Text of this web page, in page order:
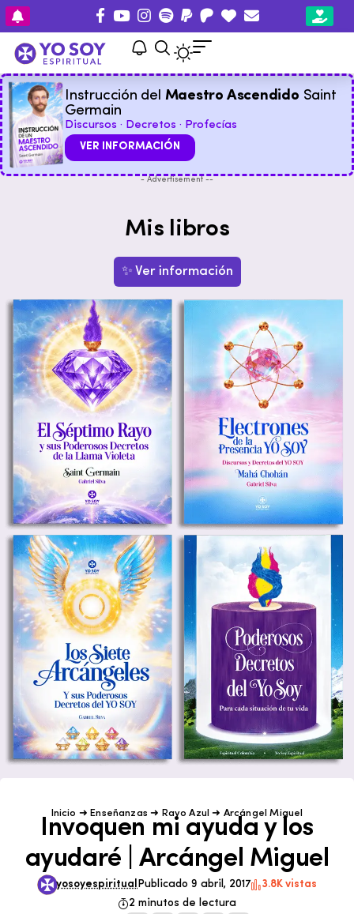
Instrucción del Maestro Ascendido Saint
Germain
Discursos · Decretos · Profecías
VER INFORMACIÓN
- Advertisement --
Mis libros
✨ Ver información
Inicio ➜ Enseñanzas ➜ Rayo Azul ➜ Arcángel Miguel
Invoquen mi ayuda y los
ayudaré | Arcángel Miguel
yosoyespiritual Publicado 9 abril, 2017
3.8K vistas
2 minutos de lectura